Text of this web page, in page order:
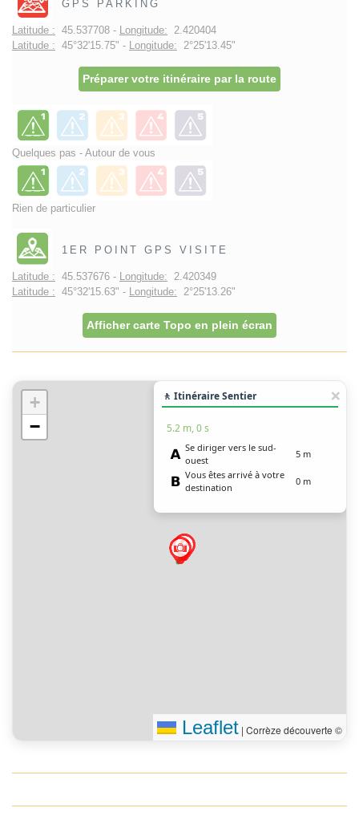
GPS PARKING
Latitude : 45.537708 - Longitude: 2.420404
Latitude : 45°32'15.75" - Longitude: 2°25'13.45"
Préparer votre itinéraire par la route
Quelques pas - Autour de vous
Rien de particulier
1ER POINT GPS VISITE
Latitude : 45.537676 - Longitude: 2.420349
Latitude : 45°32'15.63" - Longitude: 2°25'13.26"
Afficher carte Topo en plein écran
+
−
🚶 Itinéraire Sentier
5.2 m, 0 s
Se diriger vers le sud-
ouest
5 m
Vous êtes arrivé à votre
destination
0 m
Leaflet | Corrèze découverte ©